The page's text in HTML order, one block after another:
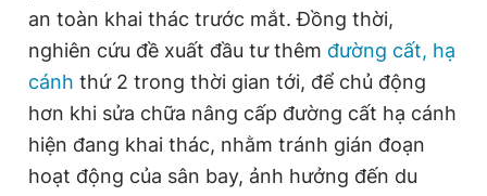
an toàn khai thác trước mắt. Đồng thời,
nghiên cứu đề xuất đầu tư thêm đường cất, hạ
cánh thứ 2 trong thời gian tới, để chủ động
hơn khi sửa chữa nâng cấp đường cất hạ cánh
hiện đang khai thác, nhằm tránh gián đoạn
hoạt động của sân bay, ảnh hưởng đến du